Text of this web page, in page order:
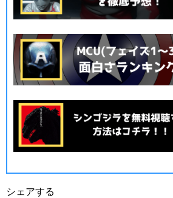
シェアする